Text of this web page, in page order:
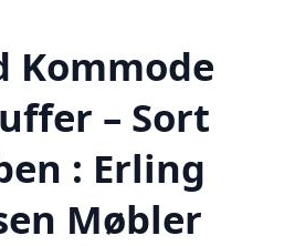
Kommode
– Sort
: Erling
Møbler